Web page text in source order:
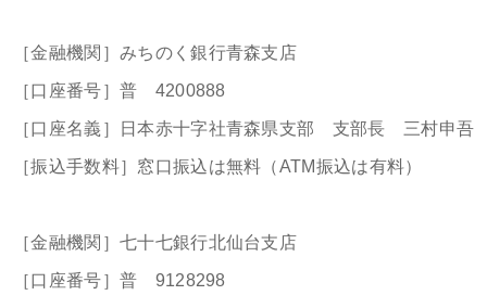
［金融機関］みちのく銀行青森支店
［口座番号］普 4200888
［口座名義］日本赤十字社青森県支部 支部長 三村申吾
［振込手数料］窓口振込は無料（ATM振込は有料）
［金融機関］七十七銀行北仙台支店
［口座番号］普 9128298